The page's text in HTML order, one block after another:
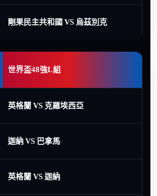
剛果民主共和國 VS 烏茲別克
世界盃48強L組
英格蘭 VS 克羅埃西亞
迦納 VS 巴拿馬
英格蘭 VS 迦納